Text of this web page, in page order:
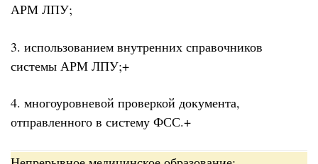
АРМ ЛПУ;
3. использованием внутренних справочников
системы АРМ ЛПУ;+
4. многоуровневой проверкой документа,
отправленного в систему ФСС.+